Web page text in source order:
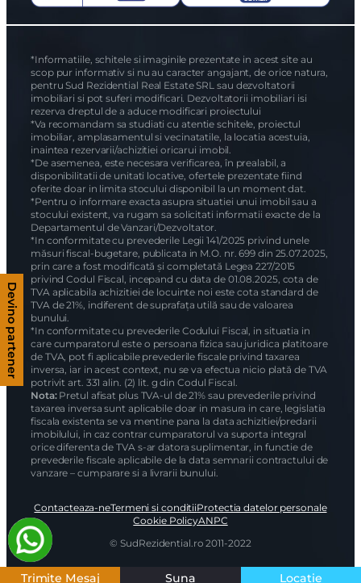
*Informatiile, schitele si imaginile prezentate in acest site au
scop pur informativ si nu au caracter angajant, de orice natura,
pentru Sud Rezidential Real Estate SRL sau dezvoltatorii
imobiliari si pot suferi modificari. Dezvoltatorii imobiliari isi
rezerva dreptul de a aduce modificari proiectului
*Va recomandam sa studiati cu atentie schitele, proiectul
imobiliar, amplasamentul si vecinatatile, la locatia acestuia,
inaintea rezervarii/achizitiei oricarui imobil.
*De asemenea, este necesara verificarea, în prealabil, a
disponibilitatii de unitati locative, ofertele prezentate fiind
oferite doar in limita stocului disponibil la un moment dat.
*Pentru o informare exacta asupra situatiei unui imobil sau a
stocului existent, va rugam sa solicitati informatii exacte de la
Departamentul de Vanzari/Dezvoltator.
*In conformitate cu prevederile Legii 141/2025 privind unele
măsuri fiscal-bugetare, publicata in M.O. nr. 699 din 25.07.2025,
prin care a fost modificată și completată Legea 227/2015
privind Codul Fiscal, incepand cu data de 01.08.2025, cota de
TVA aplicabila achizitiei de locuinte noi este cota standard de
TVA de 21%, indiferent de suprafața utilă sau de valoarea
bunului.
*In conformitate cu prevederile Codului Fiscal, in situatia in
care cumparatorul este o persoana fizica sau juridica platitoare
de TVA, pot fi aplicabile prevederile fiscale privind taxarea
inversa, iar in acest context, nu se va efectua nicio plată de TVA
potrivit art. 331 alin. (2) lit. g din Codul Fiscal.
Nota:Pretul afisat plus TVA-ul de 21% sau prevederile privind
taxarea inversa sunt aplicabile doar in masura in care, legislatia
fiscala existenta se va mentine pana la data achizitiei/predarii
imobilului, in caz contrar cumparatorul va suporta integral
orice diferenta de TVA s-ar datora suplimentar, in functie de
prevederile fiscale aplicabile de la data semnarii contractului de
vanzare – cumparare si a livrarii bunului.
Contacteaza-neTermeni si conditiiProtectia datelor personale
Cookie PolicyANPC
© SudRezidential.ro 2011-2022
Trimite Mesaj Suna Locatie
Devino partener